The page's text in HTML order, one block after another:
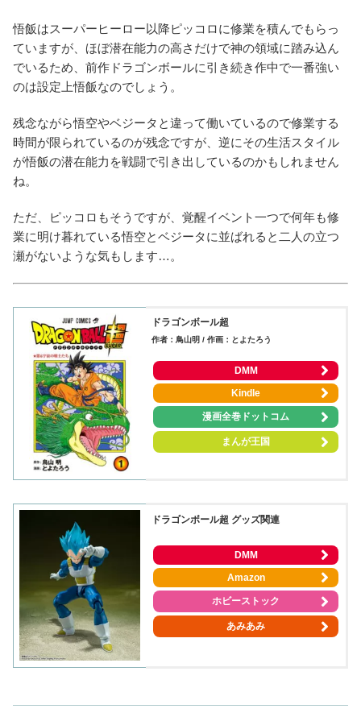
悟飯はスーパーヒーロー以降ピッコロに修業を積んでもらっ
ていますが、ほぼ潜在能力の高さだけで神の領域に踏み込ん
でいるため、前作ドラゴンボールに引き続き作中で一番強い
のは設定上悟飯なのでしょう。
残念ながら悟空やベジータと違って働いているので修業する
時間が限られているのが残念ですが、逆にその生活スタイル
が悟飯の潜在能力を戦闘で引き出しているのかもしれません
ね。
ただ、ピッコロもそうですが、覚醒イベント一つで何年も修
業に明け暮れている悟空とベジータに並ばれると二人の立つ
瀬がないような気もします…。
ドラゴンボール超
作者：鳥山明 / 作画：とよたろう
DMM
Kindle
漫画全巻ドットコム
まんが王国
ドラゴンボール超 グッズ関連
DMM
Amazon
ホビーストック
あみあみ